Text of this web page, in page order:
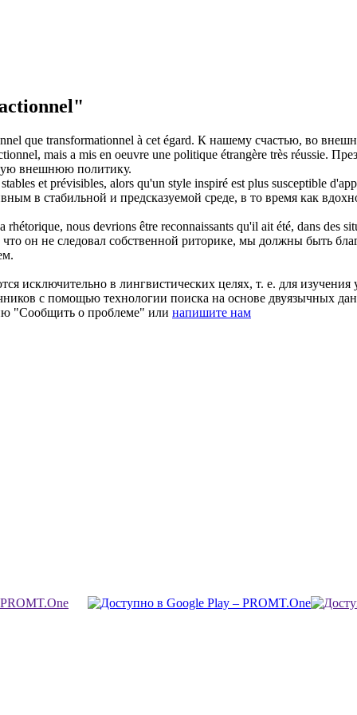
que transformationnel à cet égard. К нашему счастью, во
, mais a mis en oeuvre une politique étrangère très réussie.
внешнюю политику.
et prévisibles, alors qu'un style inspiré est plus susceptible
в стабильной и предсказуемой среде, в то время как
nous devrions être reconnaissants qu'il ait été, dans des
он не следовал собственной риторике, мы должны быть
исключительно в лингвистических целях, т. е. для
с помощью технологии поиска на основе двуязычных
"Сообщить о проблеме" или напишите нам